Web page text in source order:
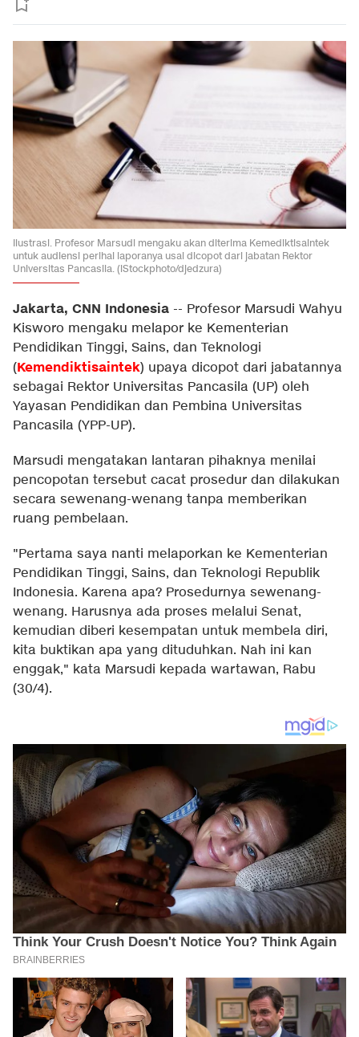
Ilustrasi. Profesor Marsudi mengaku akan diterima Kemediktisaintek
untuk audiensi perihal laporanya usai dicopot dari jabatan Rektor
Universitas Pancasila. (iStockphoto/djedzura)
Jakarta, CNN Indonesia -- Profesor Marsudi Wahyu
Kisworo mengaku melapor ke Kementerian
Pendidikan Tinggi, Sains, dan Teknologi
(Kemendiktisaintek) upaya dicopot dari jabatannya
sebagai Rektor Universitas Pancasila (UP) oleh
Yayasan Pendidikan dan Pembina Universitas
Pancasila (YPP-UP).
Marsudi mengatakan lantaran pihaknya menilai
pencopotan tersebut cacat prosedur dan dilakukan
secara sewenang-wenang tanpa memberikan
ruang pembelaan.
"Pertama saya nanti melaporkan ke Kementerian
Pendidikan Tinggi, Sains, dan Teknologi Republik
Indonesia. Karena apa? Prosedurnya sewenang-
wenang. Harusnya ada proses melalui Senat,
kemudian diberi kesempatan untuk membela diri,
kita buktikan apa yang dituduhkan. Nah ini kan
enggak," kata Marsudi kepada wartawan, Rabu
(30/4).